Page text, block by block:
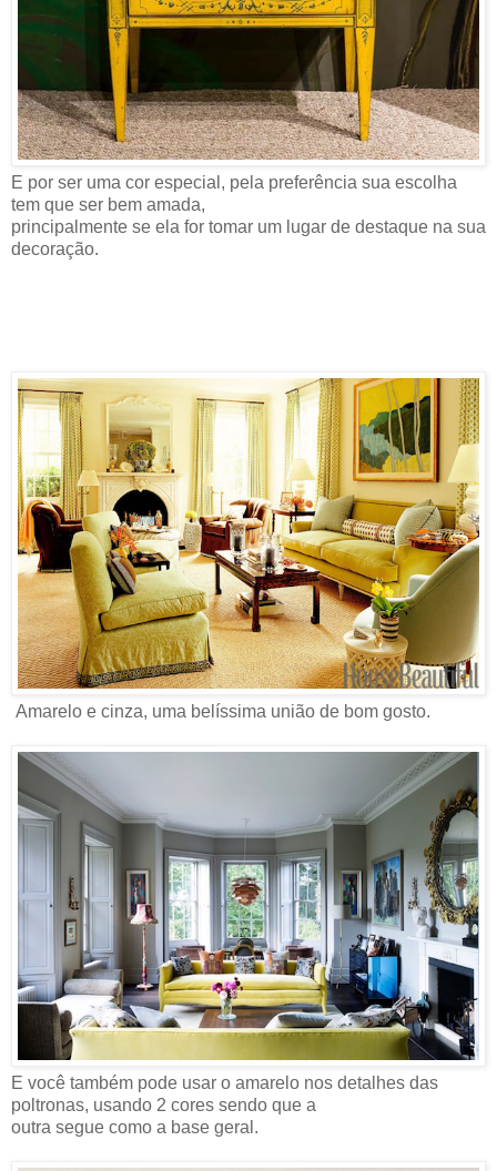
E por ser uma cor especial, pela preferência sua escolha
tem que ser bem amada,
principalmente se ela for tomar um lugar de destaque na sua
decoração.
Amarelo e cinza, uma belíssima união de bom gosto.
E você também pode usar o amarelo nos detalhes das
poltronas, usando 2 cores sendo que a
outra segue como a base geral.